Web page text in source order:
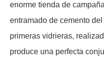
enorme tienda de
entramado de cemento
primeras vidrieras,
produce una perfecta